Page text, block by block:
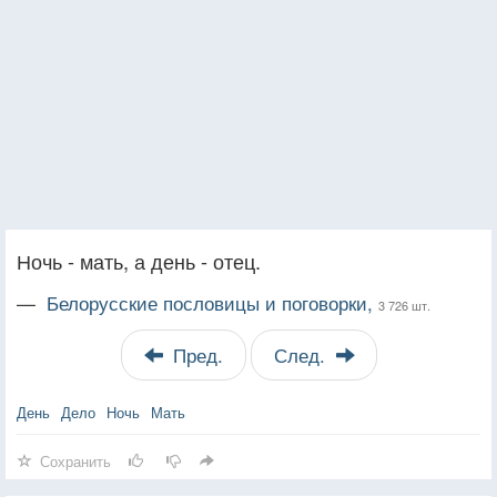
Ночь - мать, а день - отец.
— Белорусские пословицы и поговорки, 3 726 шт.
Пред. След.
День Дело Ночь Мать
Сохранить